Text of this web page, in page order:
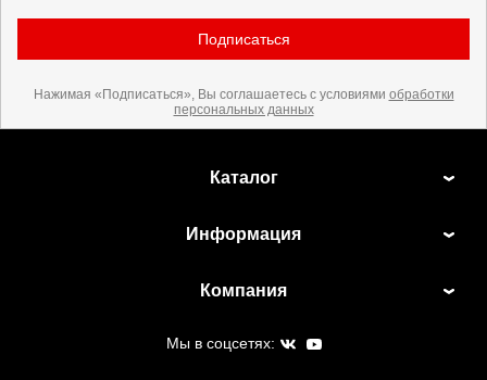
Подписаться
Нажимая «Подписаться», Вы соглашаетесь с условиями обработки
персональных данных
Каталог
Информация
Компания
Мы в соцсетях: